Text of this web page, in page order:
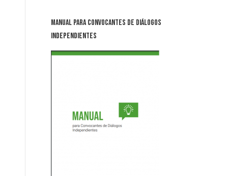
Manual para Convocantes de Diálogos
Independientes